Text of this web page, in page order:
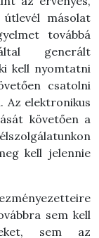
másolat
továbbá
generált
kell nyomtatni
csatolni
Az elektronikus
követően a
kell jelennie
sem kell
sem az